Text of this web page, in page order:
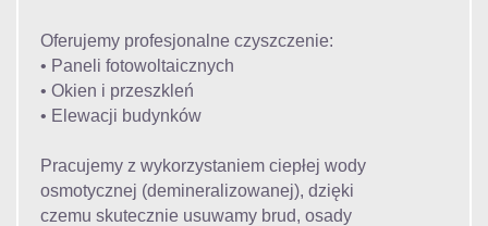
Oferujemy profesjonalne czyszczenie:
• Paneli fotowoltaicznych
• Okien i przeszkleń
• Elewacji budynków
Pracujemy z wykorzystaniem ciepłej wody
osmotycznej (demineralizowanej), dzięki
czemu skutecznie usuwamy brud, osady